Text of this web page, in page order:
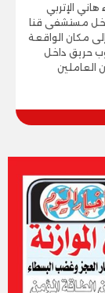
هاني الإتربي
مستشفى قنا
إطفاء إلى مكان الواقعة
حريق داخل
العاملين